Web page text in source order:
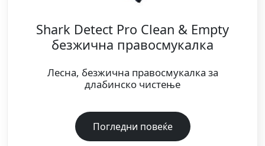
Shark Detect Pro Clean & Empty
безжична правосмукалка
Лесна, безжична правосмукалка за
длабинско чистење
Погледни повеќе